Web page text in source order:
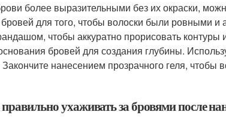
более выразительными без их окраски,
для того, чтобы волоски были ровными и
чтобы аккуратно прорисовать контуры
бровей для создания глубины.
Закончите нанесением прозрачного геля,
ухаживать за бровями после